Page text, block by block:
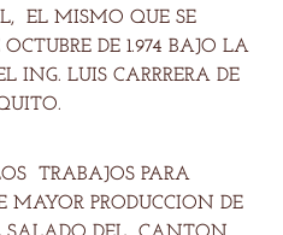
EL MISMO QUE SE
DE 1.974 BAJO LA
ING. LUIS CARRRERA DE
TRABAJOS PARA
PRODUCCION DE